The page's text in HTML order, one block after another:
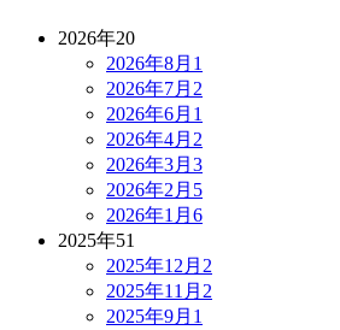
2026年20
2026年8月 1
2026年7月 2
2026年6月 1
2026年4月 2
2026年3月 3
2026年2月 5
2026年1月 6
2025年51
2025年12月 2
2025年11月 2
2025年9月 1